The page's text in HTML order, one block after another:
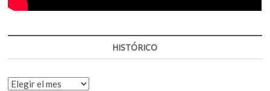
HISTÓRICO
HISTÓRICO